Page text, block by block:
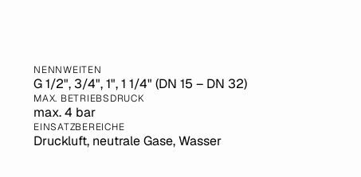
NENNWEITEN
G 1/2", 3/4", 1", 1 1/4" (DN 15 – DN 32)
MAX. BETRIEBSDRUCK
max. 4 bar
EINSATZBEREICHE
Druckluft, neutrale Gase, Wasser